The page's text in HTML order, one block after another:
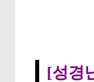
[성경